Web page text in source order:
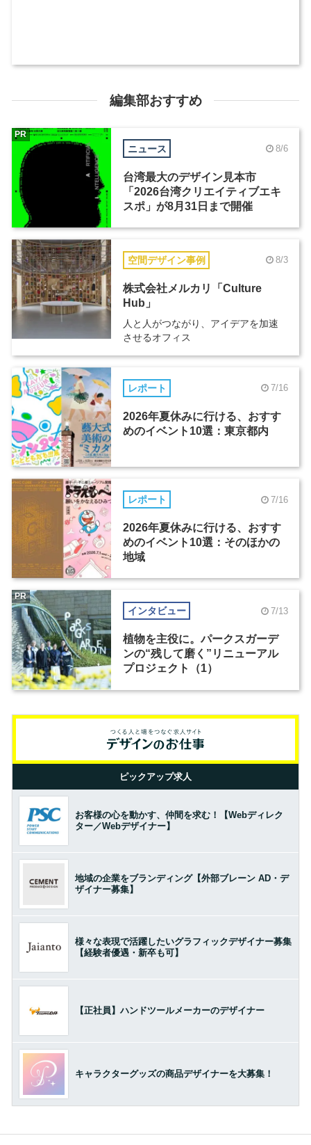
編集部おすすめ
ニュース 8/6
台湾最大のデザイン見本市
「2026台湾クリエイティブエキ
スポ」が8月31日まで開催
PR
空間デザイン事例 8/3
株式会社メルカリ「Culture
Hub」
人と人がつながり、アイデアを加速
させるオフィス
レポート 7/16
2026年夏休みに行ける、おすす
めのイベント10選：東京都内
レポート 7/16
2026年夏休みに行ける、おすす
めのイベント10選：そのほかの
地域
インタビュー 7/13
植物を主役に。パークスガーデ
ンの“残して磨く”リニューアル
プロジェクト（1）
PR
ピックアップ求人
お客様の心を動かす、仲間を求む！【Webディレク
ター／Webデザイナー】
地域の企業をブランディング【外部ブレーン AD・デ
ザイナー募集】
様々な表現で活躍したいグラフィックデザイナー募集
【経験者優遇・新卒も可】
【正社員】ハンドツールメーカーのデザイナー
キャラクターグッズの商品デザイナーを大募集！